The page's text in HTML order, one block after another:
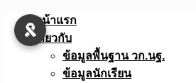
Skip
หน้าแรก
เกี่ยวกับ
ข้อมูลพื้นฐาน วก.นฐ.
ข้อมูลนักเรียน